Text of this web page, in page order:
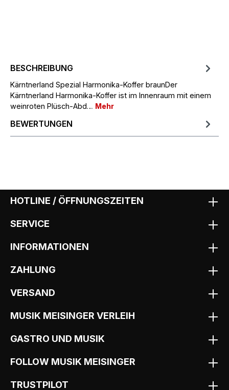
BESCHREIBUNG
Kärntnerland Spezial Harmonika-Koffer braunDer
Kärntnerland Harmonika-Koffer ist im Innenraum mit einem
weinroten Plüsch-Abd… Mehr
BEWERTUNGEN
HOTLINE / ÖFFNUNGSZEITEN
SERVICE
INFORMATIONEN
ZAHLUNG
VERSAND
MUSIK MEISINGER VERLEIH
GASTRO UND MUSIK
FOLLOW MUSIK MEISINGER
TRUSTPILOT